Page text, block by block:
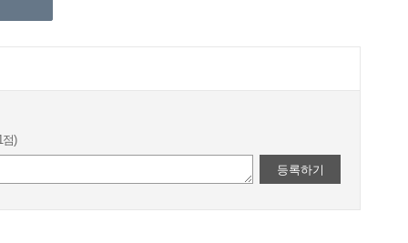
점)
등록하기